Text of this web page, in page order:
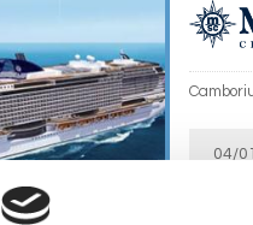
04/